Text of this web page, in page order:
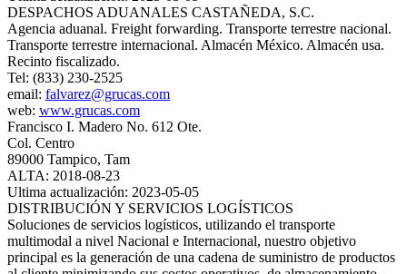
DESPACHOS ADUANALES CASTAÑEDA, S.C.
Agencia aduanal. Freight forwarding. Transporte terrestre nacional.
Transporte terrestre internacional. Almacén México. Almacén usa.
Recinto fiscalizado.
Tel: (833) 230-2525
email: falvarez@grucas.com
web: www.grucas.com
Francisco I. Madero No. 612 Ote.
Col. Centro
89000 Tampico, Tam
ALTA: 2018-08-23
Ultima actualización: 2023-05-05
DISTRIBUCIÓN Y SERVICIOS LOGÍSTICOS
Soluciones de servicios logísticos, utilizando el transporte
multimodal a nivel Nacional e Internacional, nuestro objetivo
principal es la generación de una cadena de suministro de productos